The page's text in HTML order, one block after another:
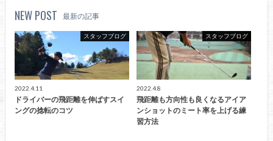
NEW POST 最新の記事
スタッフブログ
2022.4.11
ドライバーの飛距離を伸ばすスイ
ングの捻転のコツ
スタッフブログ
2022.4.8
飛距離も方向性も良くなるアイア
ンショットのミート率を上げる練
習方法